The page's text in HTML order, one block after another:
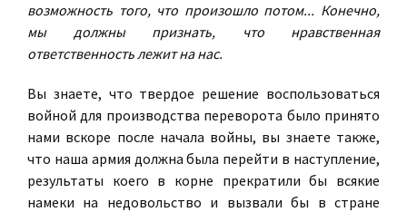
возможность того, что произошло потом... Конечно,
мы должны признать, что нравственная
ответственность лежит на нас.
Вы знаете, что твердое решение воспользоваться
войной для производства переворота было принято
нами вскоре после начала войны, вы знаете также,
что наша армия должна была перейти в наступление,
результаты коего в корне прекратили бы всякие
намеки на недовольство и вызвали бы в стране